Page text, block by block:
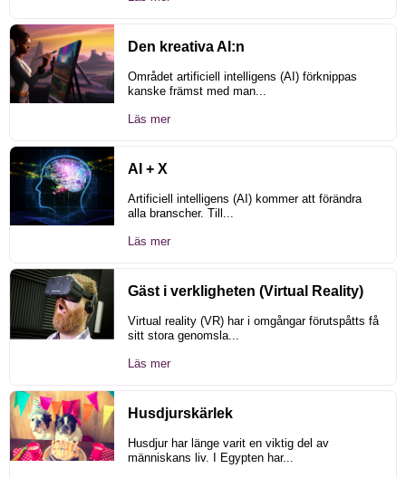
Den kreativa AI:n
Området artificiell intelligens (AI) förknippas
kanske främst med man...
Läs mer
AI + X
Artificiell intelligens (AI) kommer att förändra
alla branscher. Till...
Läs mer
Gäst i verkligheten (Virtual Reality)
Virtual reality (VR) har i omgångar förutspåtts få
sitt stora genomsla...
Läs mer
Husdjurskärlek
Husdjur har länge varit en viktig del av
människans liv. I Egypten har...